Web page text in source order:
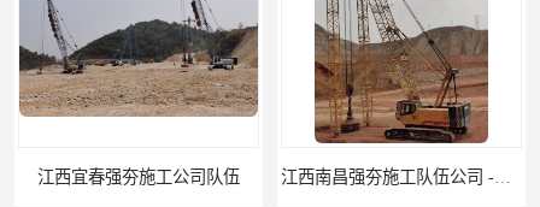
江西南昌强夯施工队伍公司 -湖南业峻强夯基础工程